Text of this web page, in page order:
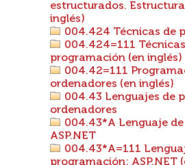
estructurados.
inglés)
004.424 Técnicas de
004.424=111
programación (en inglés)
004.42=111
ordenadores (en inglés)
004.43 Lenguajes de
ordenadores
004.43*A Lenguaje
ASP.NET
004.43*A=111
programación: ASP.NET